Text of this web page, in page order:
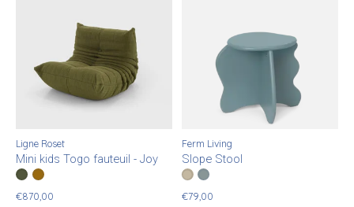
Ligne Roset
Mini kids Togo fauteuil - Joy
Color: *
BOUTEILLE
MOUTARDE
€870,00
Ferm Living
Slope Stool
Color: *
Cashmere
Storm
€79,00